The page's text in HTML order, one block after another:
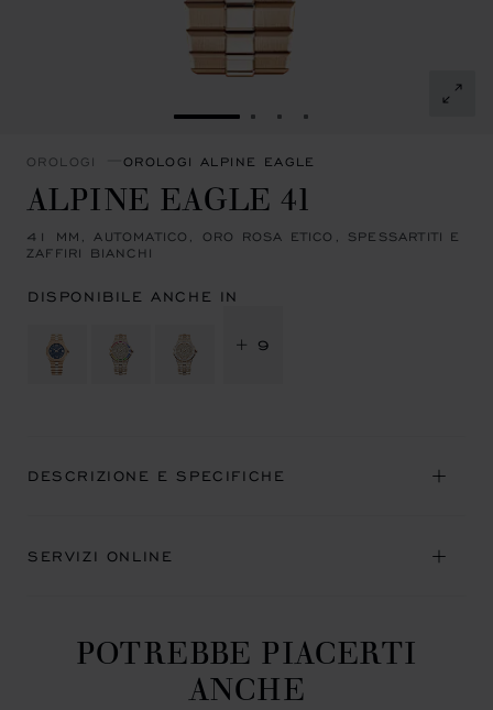
VAI ALLA SLIDE 1
VAI ALLA SLIDE 2
VAI ALLA SLIDE 3
VAI ALLA SLIDE 4
OROLOGI OROLOGI ALPINE EAGLE
ALPINE EAGLE 41
41 MM, AUTOMATICO, ORO ROSA ETICO, SPESSARTITI E
ZAFFIRI BIANCHI
DISPONIBILE ANCHE IN
+ 9
DESCRIZIONE E SPECIFICHE
SERVIZI ONLINE
POTREBBE PIACERTI
ANCHE